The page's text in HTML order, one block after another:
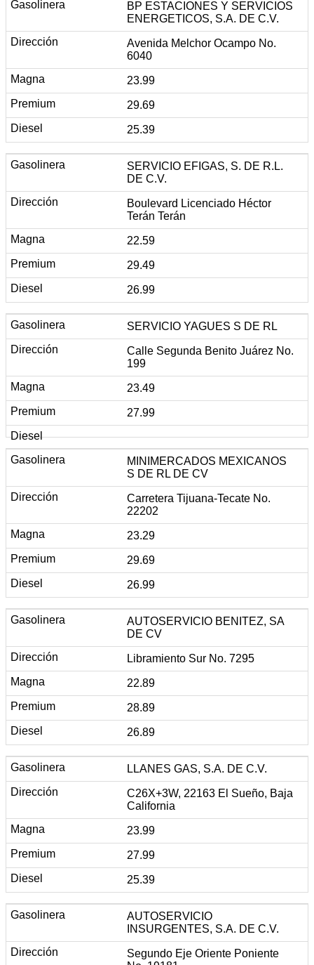
BP ESTACIONES Y SERVICIOS
ENERGETICOS, S.A. DE C.V.
Avenida Melchor Ocampo No.
6040
23.99
29.69
25.39
SERVICIO EFIGAS, S. DE R.L.
DE C.V.
Boulevard Licenciado Héctor
Terán Terán
22.59
29.49
26.99
SERVICIO YAGUES S DE RL
Calle Segunda Benito Juárez No.
199
23.49
27.99
MINIMERCADOS MEXICANOS
S DE RL DE CV
Carretera Tijuana-Tecate No.
22202
23.29
29.69
26.99
AUTOSERVICIO BENITEZ, SA
DE CV
Libramiento Sur No. 7295
22.89
28.89
26.89
LLANES GAS, S.A. DE C.V.
C26X+3W, 22163 El Sueño, Baja
California
23.99
27.99
25.39
AUTOSERVICIO
INSURGENTES, S.A. DE C.V.
Segundo Eje Oriente Poniente